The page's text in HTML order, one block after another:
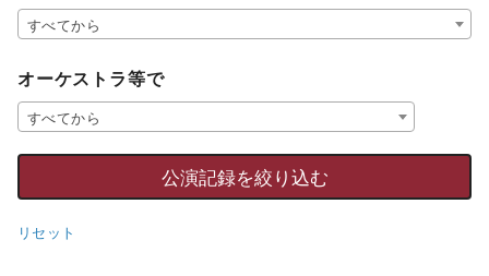
すべてから
オーケストラ等で
すべてから
リセット